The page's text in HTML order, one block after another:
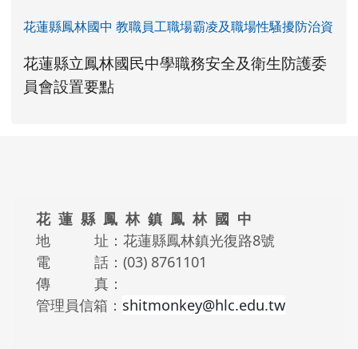
花蓮縣鳳林國中 教職員工職場霸凌及職場性騷擾防治資
link to https://www.fles.hlc.edu.tw/uploads/tad_blocks/file/
花蓮縣立鳳林國民中學職務安全及衛生防護委
員會設置要點花蓮縣立鳳林國民中學職務安全及衛生防
花蓮縣立鳳林國民中學職務安全及衛生防
link to https://www.fles.hlc.edu.tw/uploads/
link to https://www.fles.hlc.edu.tw/uploads/
花 蓮 縣 鳳 林 鎮 鳳 林 國 中
地 址：花蓮縣鳳林鎮光復路8號
電 話：(03) 8761101
傳 真：
管理員信箱： shitmonkey@hlc.edu.tw